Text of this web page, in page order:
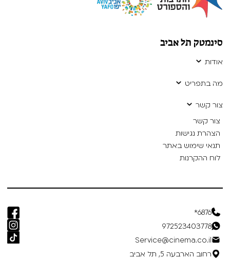
סינמטק תל אביב
אודות
מה בתפריט
צור קשר
צור קשר
הצהרת נגישות
תנאי שימוש באתר
לוח ההקרנות
6876*
972523403778
Service@cinema.co.il
רחוב הארבעה 5, תל אביב